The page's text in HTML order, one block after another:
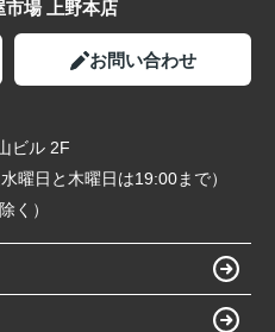
市場 上野本店
お問い合わせ
ビル 2F
曜日と木曜日は19:00まで）
く）